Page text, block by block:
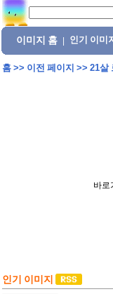
이미지 홈 인기 이미
홈>> 이전 페이지 >> 21살
바로
인기 이미지